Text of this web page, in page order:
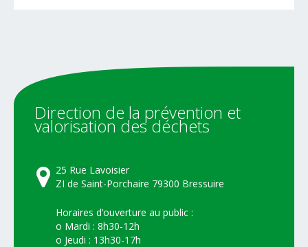
Direction de la prévention et
valorisation desdéchets
25 Rue Lavoisier
ZI de Saint-Porchaire 79300 Bressuire
Horaires d’ouverture au public :
o Mardi : 8h30-12h
o Jeudi : 13h30-17h